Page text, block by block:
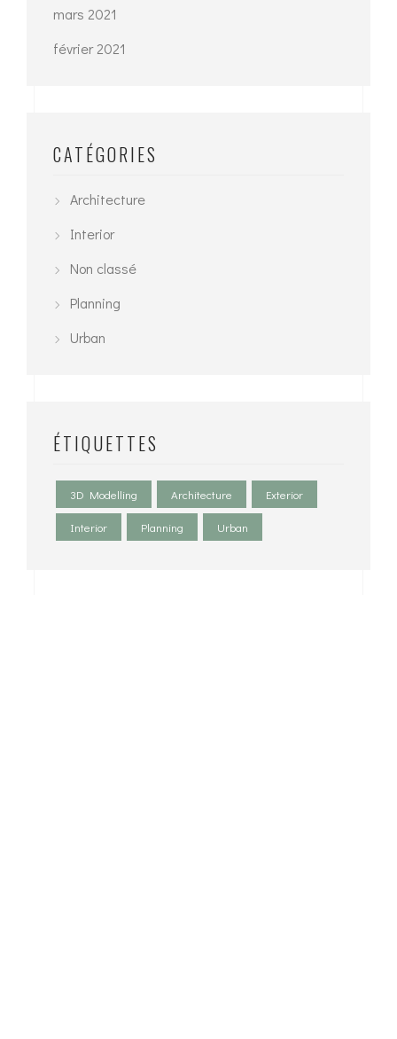
mars 2021
février 2021
CATÉGORIES
Architecture
Interior
Non classé
Planning
Urban
ÉTIQUETTES
3D Modelling Architecture Exterior
Interior Planning Urban